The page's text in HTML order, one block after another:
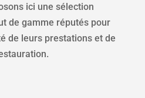
ici une sélection
de gamme réputés pour
de leurs prestations et de